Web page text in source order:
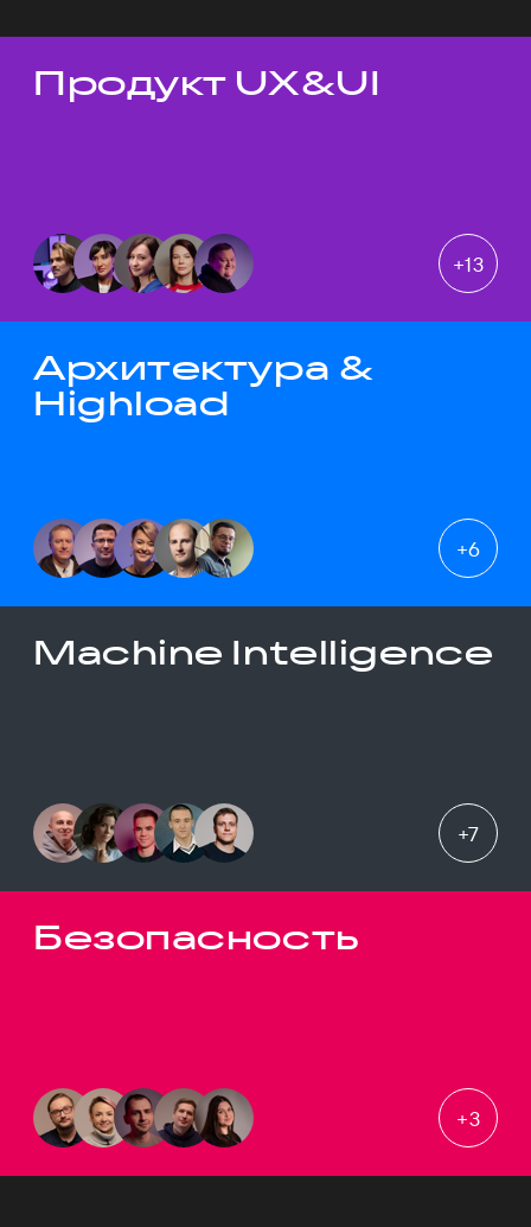
Темы докладов
Продукт UX&UI
+13
Архитектура &
Highload
+6
Machine Intelligence
+7
Безопасность
+3